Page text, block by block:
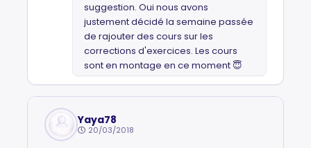
suggestion. Oui nous avons
justement décidé la semaine passée
de rajouter des cours sur les
corrections d'exercices. Les cours
sont en montage en ce moment 😇
Yaya78
20/03/2018